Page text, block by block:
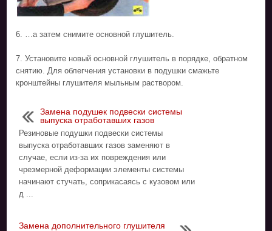
6. …а затем снимите основной глушитель.
7. Установите новый основной глушитель в порядке, обратном
снятию. Для облегчения установки в подушки смажьте
кронштейны глушителя мыльным раствором.
Замена подушек подвески системы
выпуска отработавших газов
Резиновые подушки подвески системы
выпуска отработавших газов заменяют в
случае, если из-за их повреждения или
чрезмерной деформации элементы системы
начинают стучать, соприкасаясь с кузовом или
д ...
Замена дополнительного глушителя